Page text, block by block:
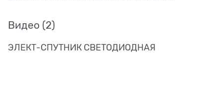
Видео (2)
ЭЛЕКТ-СПУТНИК СВЕТОДИОДНАЯ